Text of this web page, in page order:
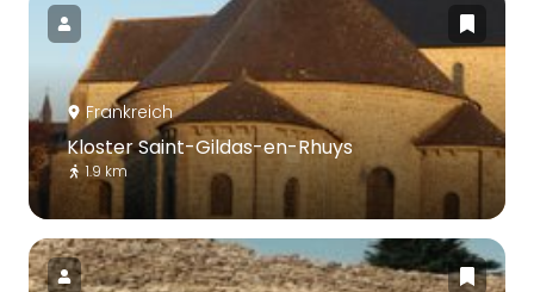
Frankreich
Kloster Saint-Gildas-en-Rhuys
1.9 km